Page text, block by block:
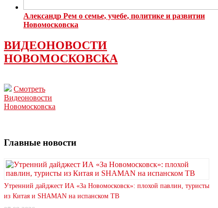
Александр Рем о семье, учебе, политике и развитии
Новомосковска
ВИДЕОНОВОСТИ
НОВОМОСКОВСКА
Смотреть
Видеоновости
Новомосковска
Главные новости
Утренний дайджест ИА «За Новомосковск»: плохой павлин, туристы
из Китая и SHAMAN на испанском ТВ